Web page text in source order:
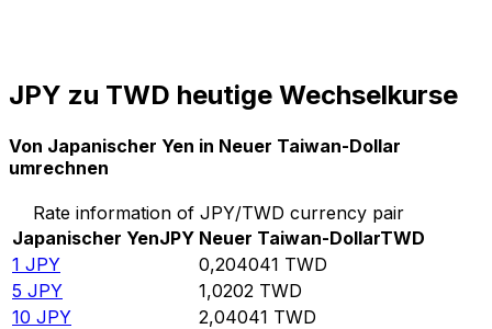
JPY zu TWD heutige Wechselkurse
Von Japanischer Yen in Neuer Taiwan-Dollar
umrechnen
Rate information of JPY/TWD currency pair
Japanischer YenJPY Neuer Taiwan-DollarTWD
1 JPY 0,204041 TWD
5 JPY 1,0202 TWD
10 JPY 2,04041 TWD